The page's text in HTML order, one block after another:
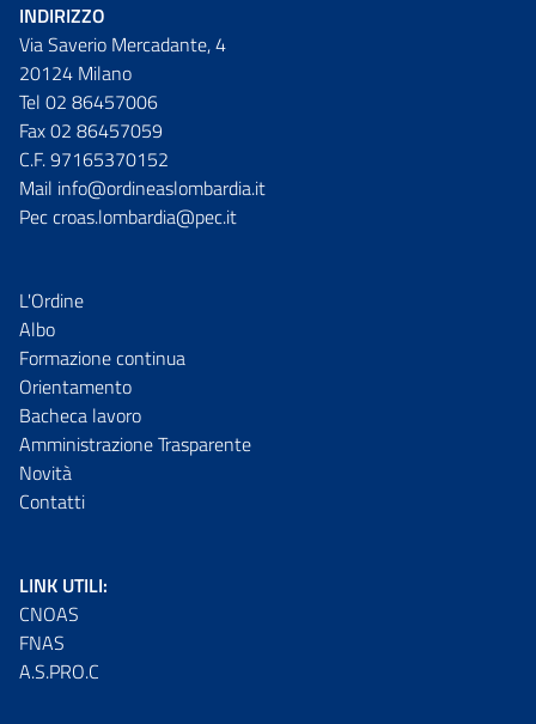
INDIRIZZO
Via Saverio Mercadante, 4
20124 Milano
Tel 02 86457006
Fax 02 86457059
C.F. 97165370152
Mail info@ordineaslombardia.it
Pec croas.lombardia@pec.it
L'Ordine
Albo
Formazione continua
Orientamento
Bacheca lavoro
Amministrazione Trasparente
Novità
Contatti
LINK UTILI:
CNOAS
FNAS
A.S.PRO.C